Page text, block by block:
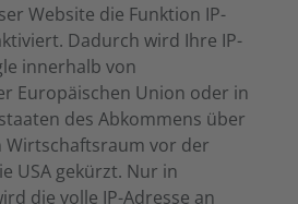
Website die Funktion IP-
Dadurch wird Ihre IP-
innerhalb von
Europäischen Union oder in
des Abkommens über
Wirtschaftsraum vor der
USA gekürzt. Nur in
die volle IP-Adresse an